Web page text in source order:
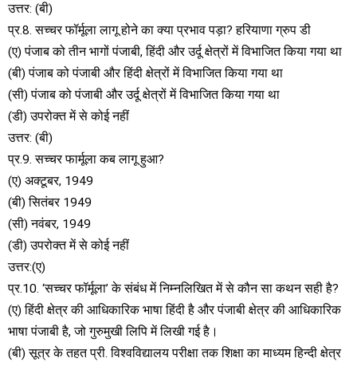
उत्तर: (बी)
प्र.8. सच्चर फॉर्मूला लागू होने का क्या प्रभाव पड़ा? हरियाणा ग्रुप डी
(ए) पंजाब को तीन भागों पंजाबी, हिंदी और उर्दू क्षेत्रों में विभाजित किया गया था
(बी) पंजाब को पंजाबी और हिंदी क्षेत्रों में विभाजित किया गया था
(सी) पंजाब को पंजाबी और उर्दू क्षेत्रों में विभाजित किया गया था
(डी) उपरोक्त में से कोई नहीं
उत्तर: (बी)
प्र.9. सच्चर फार्मूला कब लागू हुआ?
(ए) अक्टूबर, 1949
(बी) सितंबर 1949
(सी) नवंबर, 1949
(डी) उपरोक्त में से कोई नहीं
उत्तर:(ए)
प्र.10. ‘सच्चर फॉर्मूला’ के संबंध में निम्नलिखित में से कौन सा कथन सही है?
(ए) हिंदी क्षेत्र की आधिकारिक भाषा हिंदी है और पंजाबी क्षेत्र की आधिकारिक
भाषा पंजाबी है, जो गुरुमुखी लिपि में लिखी गई है।
(बी) सूत्र के तहत प्री. विश्वविद्यालय परीक्षा तक शिक्षा का माध्यम हिन्दी क्षेत्र